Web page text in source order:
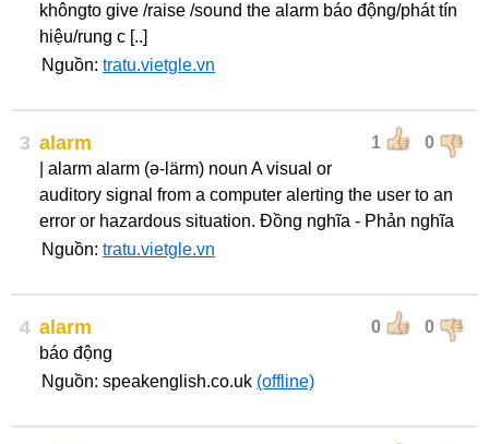
khôngto give /raise /sound the alarm báo động/phát tín
hiệu/rung c [..]
Nguồn: tratu.vietgle.vn
3 1 0
alarm
| alarm alarm (ə-lärm) noun A visual or
auditory signal from a computer alerting the user to an
error or hazardous situation. Đồng nghĩa - Phản nghĩa
Nguồn: tratu.vietgle.vn
4 0 0
alarm
báo động
Nguồn: speakenglish.co.uk (offline)